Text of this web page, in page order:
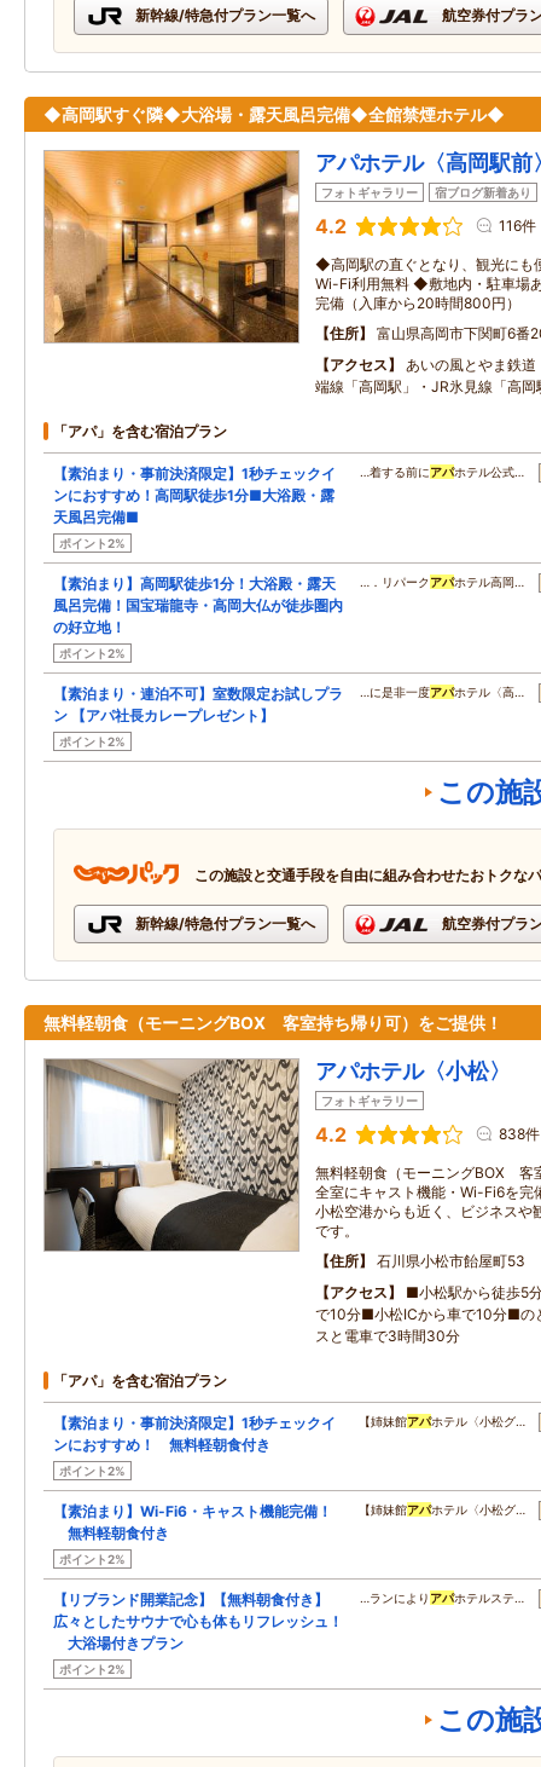
新幹線/特急付プラン一覧へ 航空券付プラ
◆高岡駅すぐ隣◆大浴場・露天風呂完備◆全館禁煙ホテル◆
アパホテル〈高岡駅前
フォトギャラリー 宿ブログ新着あり
4.2 116件
◆高岡駅の直ぐとなり、観光に
Wi-Fi利用無料 ◆敷地内・駐車場
完備（入庫から20時間800円）
住所
富山県高岡市下関町6番
アクセス
あいの風とやま鉄
端線「高岡駅」・JR氷見線「高岡
「アパ」を含む宿泊プラン
【素泊まり・事前決済限定】1秒チェックイ
ンにおすすめ！高岡駅徒歩1分■大浴殿・露
天風呂完備■
ポイント2%
…着する前にアパホテル公式…
【素泊まり】高岡駅徒歩1分！大浴殿・露天
風呂完備！国宝瑞龍寺・高岡大仏が徒歩圏内
の好立地！
ポイント2%
…．リパークアパホテル高岡…
【素泊まり・連泊不可】室数限定お試しプラ
ン 【アパ社長カレープレゼント】
ポイント2%
…に是非一度アパホテル〈高…
この施
この施設と交通手段を自由に組み合わせたおトクな
新幹線/特急付プラン一覧へ 航空券付プラ
無料軽朝食（モーニングBOX 客室持ち帰り可）をご提供！
アパホテル〈小松〉
フォトギャラリー
4.2 838件
無料軽朝食（モーニングBOX 客
全室にキャスト機能・Wi-Fi6を完
小松空港からも近く、ビジネスや
です。
住所
石川県小松市飴屋町53
アクセス
■小松駅から徒歩5
で10分■小松ICから車で10分■の
スと電車で3時間30分
「アパ」を含む宿泊プラン
【素泊まり・事前決済限定】1秒チェックイ
ンにおすすめ！ 無料軽朝食付き
ポイント2%
【姉妹館アパホテル〈小松グ…
【素泊まり】Wi-Fi6・キャスト機能完備！
無料軽朝食付き
ポイント2%
【姉妹館アパホテル〈小松グ…
【リブランド開業記念】【無料朝食付き】
広々としたサウナで心も体もリフレッシュ！
大浴場付きプラン
ポイント2%
…ランにより アパホテルステ…
この施